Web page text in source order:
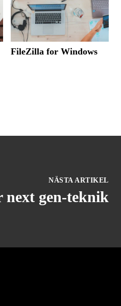
FileZilla for Windows
NÄSTA ARTIKEL
next gen-teknik